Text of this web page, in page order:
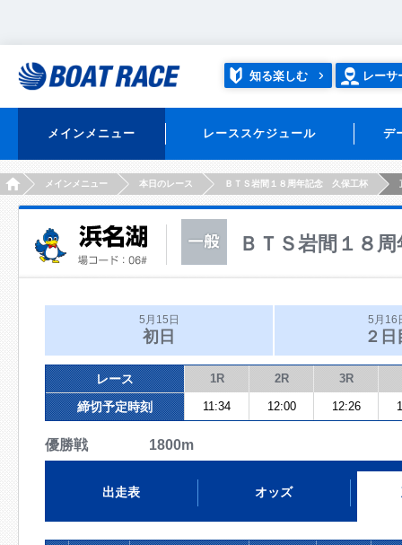
知る楽しむ レーサ
メインメニュー レーススケジュール デ
HOMEメインメニュー 本日のレース ＢＴＳ岩間１８周年記念 久保工杯
ＢＴＳ岩間１８
5月15日
初日
5月16
２日
レース 1R 2R 3R
締切予定時刻 11:34 12:00 12:26
優勝戦 1800m
出走表 オッズ